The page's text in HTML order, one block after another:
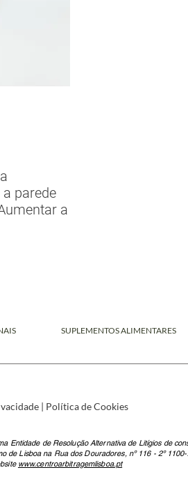
parede
a
SUPLEMENTOS ALIMENTARES
| Política de Cookies
Entidade de Resolução Alternativa de Litígios de
de Lisboa na Rua dos Douradores, nº 116 - 2º
www.centroarbitragemlisboa.pt